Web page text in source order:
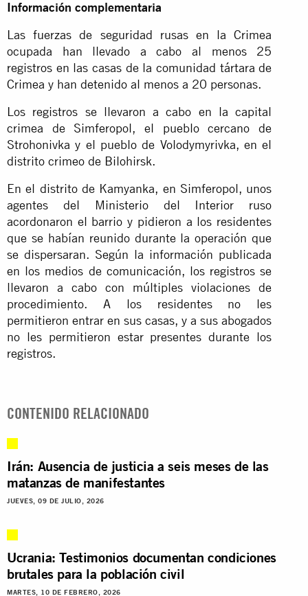
Información complementaria
Las fuerzas de seguridad rusas en la Crimea
ocupada han llevado a cabo al menos 25
registros en las casas de la comunidad tártara de
Crimea y han detenido al menos a 20 personas.
Los registros se llevaron a cabo en la capital
crimea de Simferopol, el pueblo cercano de
Strohonivka y el pueblo de Volodymyrivka, en el
distrito crimeo de Bilohirsk.
En el distrito de Kamyanka, en Simferopol, unos
agentes del Ministerio del Interior ruso
acordonaron el barrio y pidieron a los residentes
que se habían reunido durante la operación que
se dispersaran. Según la información publicada
en los medios de comunicación, los registros se
llevaron a cabo con múltiples violaciones de
procedimiento. A los residentes no les
permitieron entrar en sus casas, y a sus abogados
no les permitieron estar presentes durante los
registros.
CONTENIDO RELACIONADO
Irán: Ausencia de justicia a seis meses de las
matanzas de manifestantes
JUEVES, 09 DE JULIO, 2026
Ucrania: Testimonios documentan condiciones
brutales para la población civil
MARTES, 10 DE FEBRERO, 2026